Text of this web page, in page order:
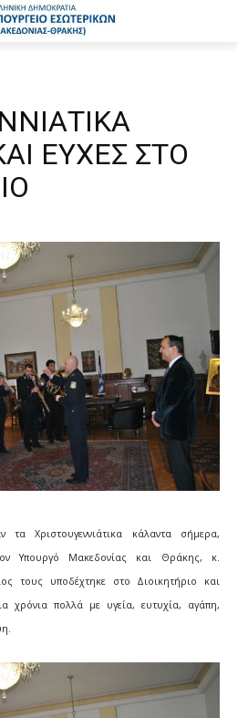
ΕΥΧΕΣ ΣΤΟ
Χριστουγεννιάτικα κάλαντα σήμερα,
Υπουργό Μακεδονίας και Θράκης, κ.
τους υποδέχτηκε στο Διοικητήριο και
χρόνια πολλά με υγεία, ευτυχία, αγάπη,